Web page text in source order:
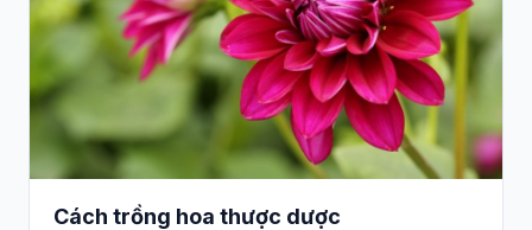
Cách trồng hoa thược dược